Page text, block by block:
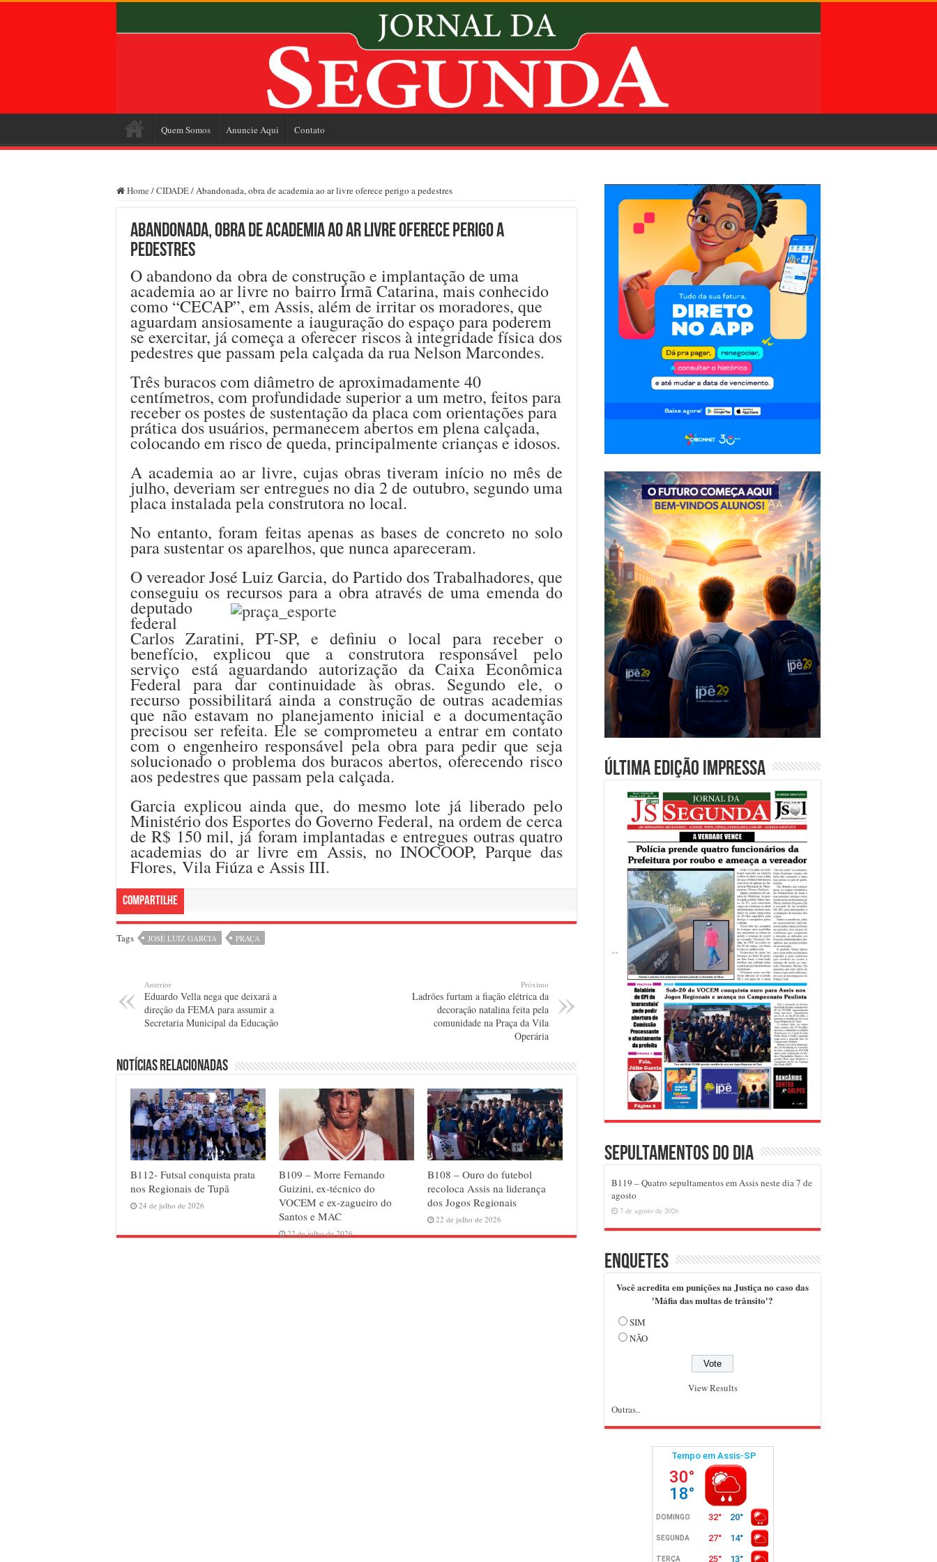
Quem Somos Anuncie Aqui Contato
Home /CIDADE/Abandonada, obra de academia ao ar livre oferece perigo a pedestres
Abandonada, obra de academia ao ar livre oferece perigo a
pedestres
O abandono da obra de construção e implantação de uma
academia ao ar livre no bairro Irmã Catarina, mais conhecido
como “CECAP”, em Assis, além de irritar os moradores, que
aguardam ansiosamente a iauguração do espaço para poderem
se exercitar, já começa a oferecer riscos à integridade física dos
pedestres que passam pela calçada da rua Nelson Marcondes.
Três buracos com diâmetro de aproximadamente 40
centímetros, com profundidade superior a um metro, feitos para
receber os postes de sustentação da placa com orientações para
prática dos usuários, permanecem abertos em plena calçada,
colocando em risco de queda, principalmente crianças e idosos.
A academia ao ar livre, cujas obras tiveram início no mês de
julho, deveriam ser entregues no dia 2 de outubro, segundo uma
placa instalada pela construtora no local.
No entanto, foram feitas apenas as bases de concreto no solo
para sustentar os aparelhos, que nunca apareceram.
O vereador José Luiz Garcia, do Partido dos Trabalhadores, que
conseguiu os recursos para a obra através de uma emenda do
deputado
federal
Carlos Zaratini, PT-SP, e definiu o local para receber o
benefício, explicou que a construtora responsável pelo
serviço está aguardando autorização da Caixa Econômica
Federal para dar continuidade às obras. Segundo ele, o
recurso possibilitará ainda a construção de outras academias
que não estavam no planejamento inicial e a documentação
precisou ser refeita. Ele se comprometeu a entrar em contato
com o engenheiro responsável pela obra para pedir que seja
solucionado o problema dos buracos abertos, oferecendo risco
aos pedestres que passam pela calçada.
Garcia explicou ainda que, do mesmo lote já liberado pelo
Ministério dos Esportes do Governo Federal, na ordem de cerca
de R$ 150 mil, já foram implantadas e entregues outras quatro
academias do ar livre em Assis, no INOCOOP, Parque das
Flores, Vila Fiúza e Assis III.
Compartilhe
Tags JOSÉ LUIZ GARCIA PRAÇA
Anterior
Eduardo Vella nega que deixará a
direção da FEMA para assumir a
Secretaria Municipal da Educação
Próximo
Ladrões furtam a fiação elétrica da
decoração natalina feita pela
comunidade na Praça da Vila
Operária
Notícias relacionadas
B112- Futsal conquista prata
nos Regionais de Tupã
24 de julho de 2026
B109 – Morre Fernando
Guizini, ex-técnico do
VOCEM e ex-zagueiro do
Santos e MAC
22 de julho de 2026
B108 – Ouro do futebol
recoloca Assis na liderança
dos Jogos Regionais
22 de julho de 2026
Última edição impressa
Sepultamentos do dia
B119 – Quatro sepultamentos em Assis neste dia 7 de
agosto
7 de agosto de 2026
Enquetes
Você acredita em punições na Justiça no caso das
'Máfia das multas de trânsito'?
SIM
NÃO
View Results
Outras..